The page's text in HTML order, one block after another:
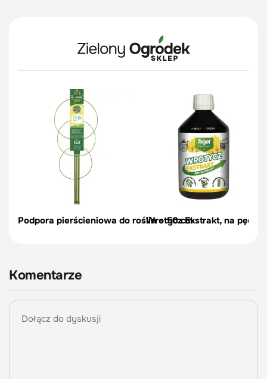
Podpora pierścieniowa do roślin – 50 cm
Wrotycz Ekstrakt, na
Komentarze